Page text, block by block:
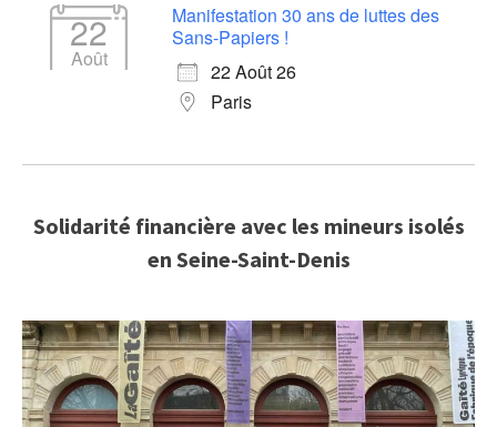
22
Août
Manifestation 30 ans de luttes des
Sans-Papiers !
22 Août 26
Paris
Solidarité financière avec les mineurs isolés
en Seine-Saint-Denis